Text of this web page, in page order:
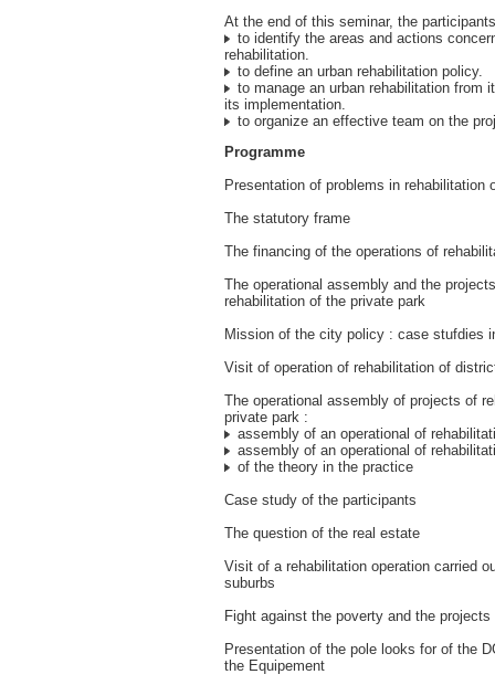
At the end of this seminar, the
to identify the areas and actions
rehabilitation.
to define an urban rehabilitation policy.
to manage an urban rehabilitation from
its implementation.
to organize an effective team on the
Programme
Presentation of problems in rehabilitation
The statutory frame
The financing of the operations of
The operational assembly and the
rehabilitation of the private park
Mission of the city policy : case stufdies
Visit of operation of rehabilitation of
The operational assembly of projects of
private park :
assembly of an operational of
assembly of an operational of
of the theory in the practice
Case study of the participants
The question of the real estate
Visit of a rehabilitation operation carried
suburbs
Fight against the poverty and the
Presentation of the pole looks for of the
the Equipement